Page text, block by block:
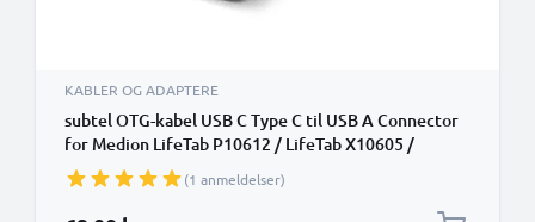
KABLER OG ADAPTERE
subtel OTG-kabel USB C Type C til USB A Connector
for Medion LifeTab P10612 / LifeTab X10605 /
LifeTab X10607 OTG 2.0 Adapter
(1 anmeldelser)